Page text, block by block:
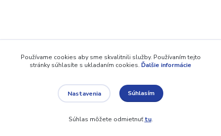
Používame cookies aby sme skvalitnili služby. Používaním tejto
stránky súhlasíte s ukladaním cookies. Ďalšie informácie
Nastavenia Súhlasím
Súhlas môžete odmietnuťtu.